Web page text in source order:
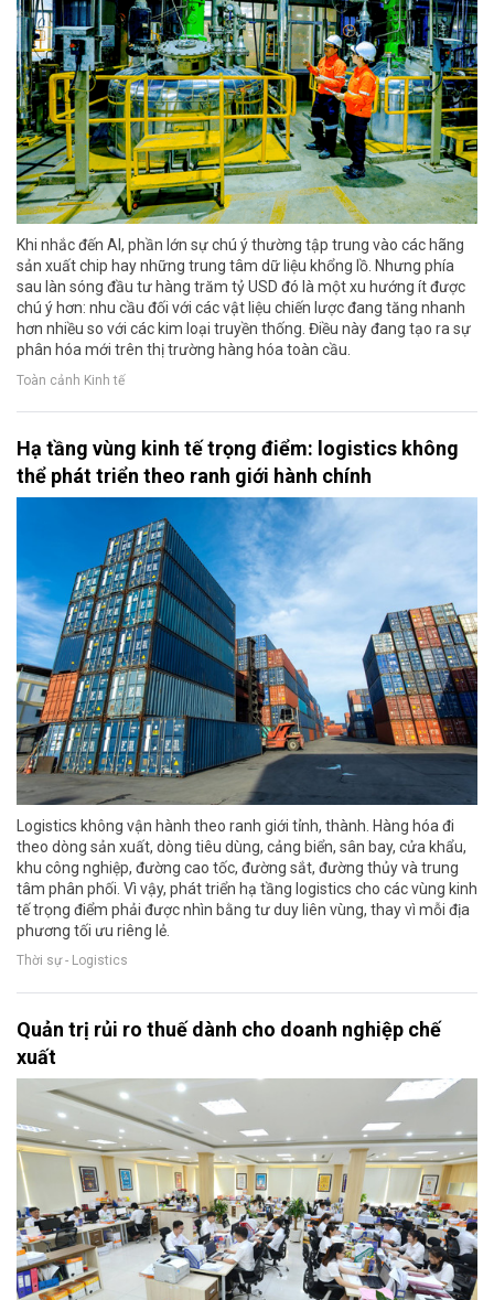
Khi nhắc đến AI, phần lớn sự chú ý thường tập trung vào các hãng
sản xuất chip hay những trung tâm dữ liệu khổng lồ. Nhưng phía
sau làn sóng đầu tư hàng trăm tỷ USD đó là một xu hướng ít được
chú ý hơn: nhu cầu đối với các vật liệu chiến lược đang tăng nhanh
hơn nhiều so với các kim loại truyền thống. Điều này đang tạo ra sự
phân hóa mới trên thị trường hàng hóa toàn cầu.
Toàn cảnh Kinh tế
Hạ tầng vùng kinh tế trọng điểm: logistics không
thể phát triển theo ranh giới hành chính
Logistics không vận hành theo ranh giới tỉnh, thành. Hàng hóa đi
theo dòng sản xuất, dòng tiêu dùng, cảng biển, sân bay, cửa khẩu,
khu công nghiệp, đường cao tốc, đường sắt, đường thủy và trung
tâm phân phối. Vì vậy, phát triển hạ tầng logistics cho các vùng kinh
tế trọng điểm phải được nhìn bằng tư duy liên vùng, thay vì mỗi địa
phương tối ưu riêng lẻ.
Thời sự - Logistics
Quản trị rủi ro thuế dành cho doanh nghiệp chế
xuất